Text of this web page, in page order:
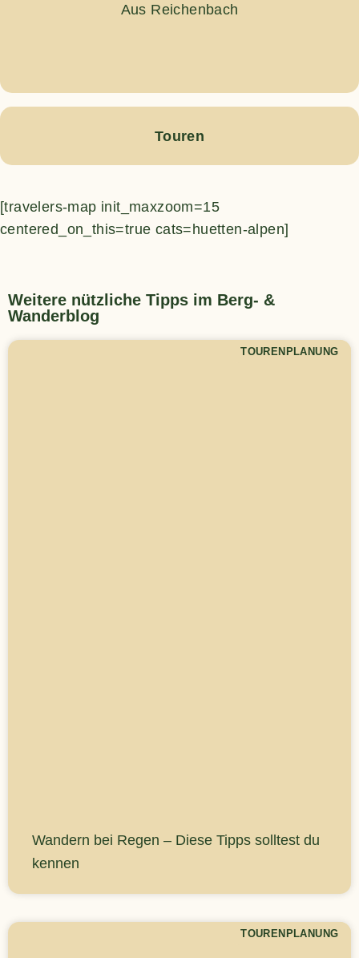
Aus Reichenbach
Touren
[travelers-map init_maxzoom=15
centered_on_this=true cats=huetten-alpen]
Weitere nützliche Tipps im Berg- &
Wanderblog
TOURENPLANUNG
Wandern bei Regen – Diese Tipps solltest du
kennen
TOURENPLANUNG